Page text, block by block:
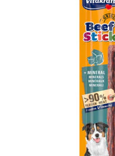
Biologisch
Vegan
Bekijk alles